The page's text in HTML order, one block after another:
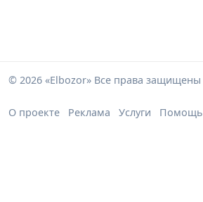
© 2026 «Elbozor» Все права защищены
О проекте Реклама Услуги Помощь